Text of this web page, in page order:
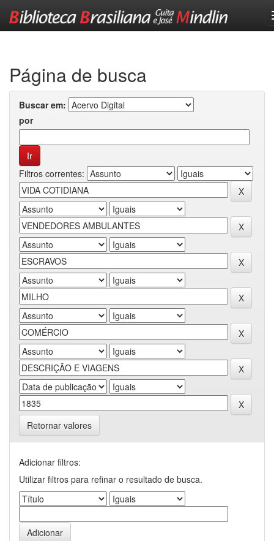
Página de busca
Buscar em:
por
Filtros correntes:
Retornar valores
Adicionar filtros:
Utilizar filtros para refinar o resultado de busca.